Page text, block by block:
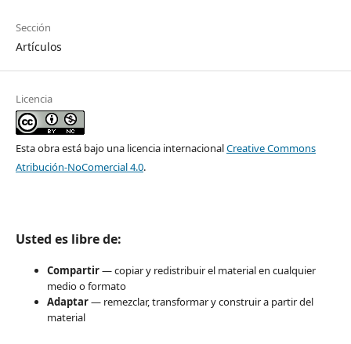
Sección
Artículos
Licencia
Esta obra está bajo una licencia internacionalCreative Commons
Atribución-NoComercial 4.0.
Usted es libre de:
Compartir— copiar y redistribuir el material en cualquier
medio o formato
Adaptar— remezclar, transformar y construir a partir del
material